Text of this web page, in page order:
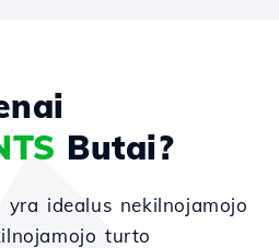
Butai?
idealus nekilnojamojo
turto